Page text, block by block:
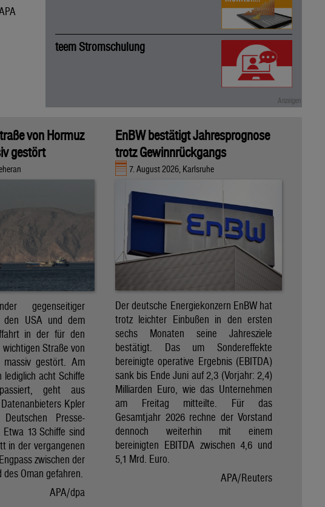
teem Stromschulung
von Hormuz
gestört
gegenseitiger
den USA und dem
in der für den
Straße von
massiv gestört. Am
acht Schiffe
geht aus
Kpler
Presse-
13 Schiffe sind
in der vergangenen
zwischen der
Oman gefahren.
APA/dpa
EnBW bestätigt Jahresprognose
trotz Gewinnrückgangs
7. August 2026, Karlsruhe
Der deutsche Energiekonzern EnBW hat
trotz leichter Einbußen in den ersten
sechs Monaten seine Jahresziele
bestätigt. Das um Sondereffekte
bereinigte operative Ergebnis (EBITDA)
sank bis Ende Juni auf 2,3 (Vorjahr: 2,4)
Milliarden Euro, wie das Unternehmen
am Freitag mitteilte. Für das
Gesamtjahr 2026 rechne der Vorstand
dennoch weiterhin mit einem
bereinigten EBITDA zwischen 4,6 und
5,1 Mrd. Euro.
APA/Reuters